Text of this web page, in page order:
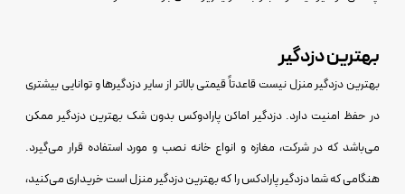
بهترین دزدگیر
بهترین دزدگیر منزل نیست قاعدتاً قیمتی بالاتر از سایر دزدگیرها و توانایی بیشتری
در حفظ امنیت دارد. دزدگیر اماکن پارادوکس بدون شک بهترین دزدگیر ممکن
می‌باشد که در شرکت، مغازه و انواع خانه نصب و مورد استفاده قرار می‌گیرد.
هنگامی که شما دزدگیر پارادکس را که بهترین دزدگیر منزل است خریداری می‌کنید،